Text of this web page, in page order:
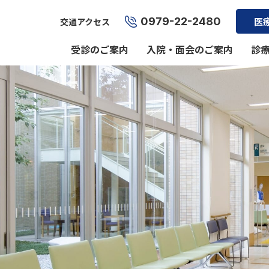
交通アクセス 0979-22-2480 医
受診のご案内 入院・面会のご案内 診